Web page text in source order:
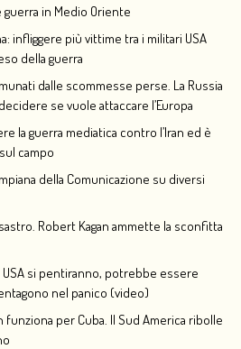
guerra in Medio Oriente
infliggere più vittime tra i militari USA
della guerra
dalle scommesse perse. La Russia
se vuole attaccare l’Europa
la guerra mediatica contro l’Iran ed è
campo
della Comunicazione su diversi
Robert Kagan ammette la sconfitta
USA si pentiranno, potrebbe essere
nel panico (video)
per Cuba. Il Sud America ribolle